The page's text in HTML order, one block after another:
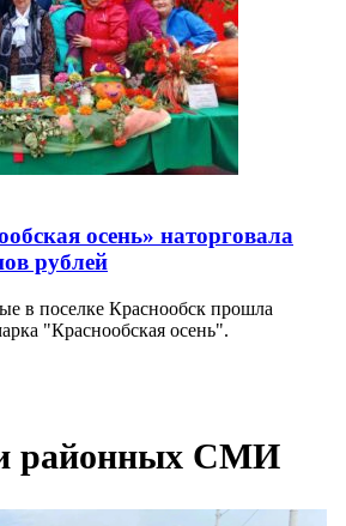
осень» наторговала
рублей
в поселке Краснообск прошла
"Краснообская осень".